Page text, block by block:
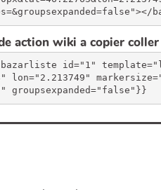
action wiki a copier
id="1"
lon="2.213749"
groupsexpanded="false"}}